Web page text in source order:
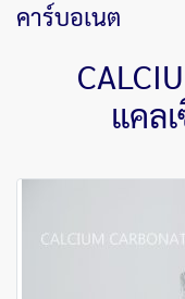
คาร์บอเนต
แคล